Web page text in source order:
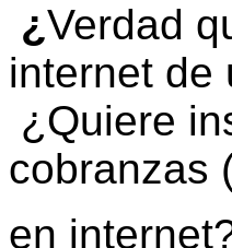
¿Verdad
internet de
¿Quiere
cobranzas
en